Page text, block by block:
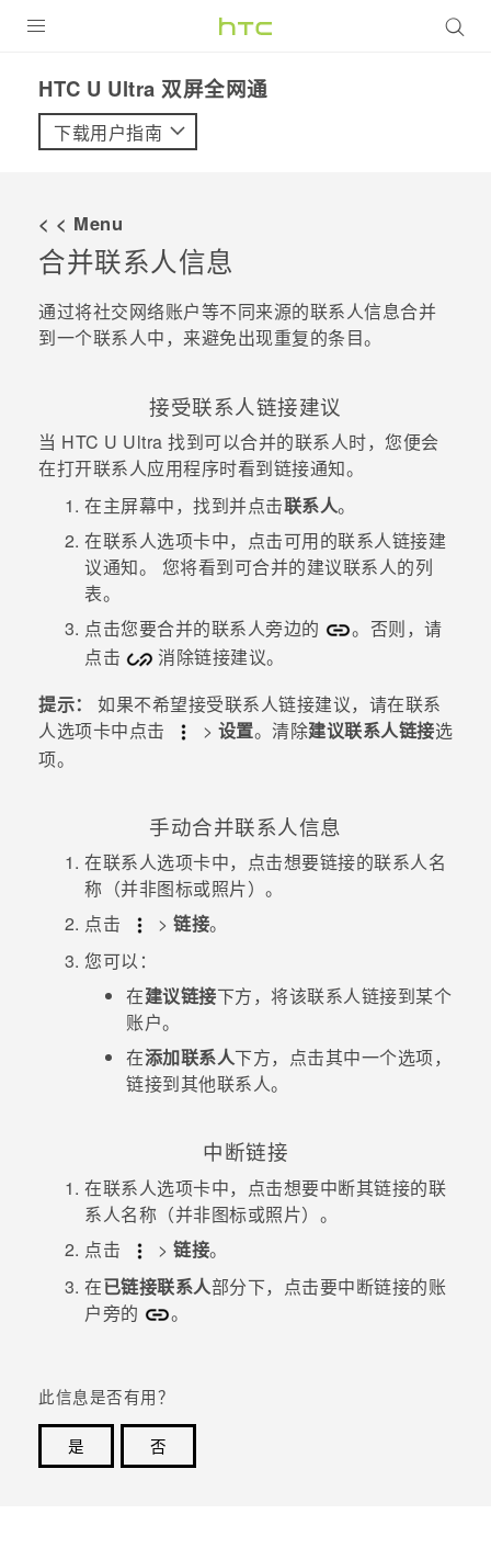
VIVE
支持帮助
在线客服
HTC U Ultra 双屏全网通‎
下载用户指南
< < Menu
合并联系人信息
通过将社交网络账户等不同来源的联系人信息合并
到一个联系人中，来避免出现重复的条目。
接受联系人链接建议
当 HTC U Ultra 找到可以合并的联系人时，您便会
在打开联系人应用程序时看到链接通知。
在主屏幕中，找到并点击联系人。
在联系人选项卡中，点击可用的联系人链接建
议通知。 您将看到可合并的建议联系人的列
表。
点击您要合并的联系人旁边的
。否则，请
点击
消除链接建议。
提示：
如果不希望接受联系人链接建议，请在联系
人选项卡中点击 > 设置。清除建议联系人链接选
项。
手动合并联系人信息
在联系人选项卡中，点击想要链接的联系人名
称（并非图标或照片）。
点击
> 链接。
您可以：
在建议链接下方，将该联系人链接到某个
账户。
在添加联系人下方，点击其中一个选项，
链接到其他联系人。
中断链接
在联系人选项卡中，点击想要中断其链接的联
系人名称（并非图标或照片）。
点击
> 链接。
在已链接联系人部分下，点击要中断链接的账
户旁的
。
此信息是否有用？
是
否